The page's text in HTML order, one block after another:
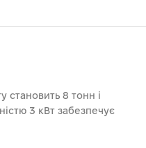
становить 8 тонн і
3 кВт забезпечує